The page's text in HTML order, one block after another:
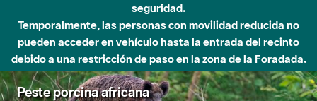
seguridad.
Temporalmente, las personas con movilidad reducida no
pueden acceder en vehículo hasta la entrada del recinto
debido a una restricción de paso en la zona de la Foradada.
Peste porcina africana